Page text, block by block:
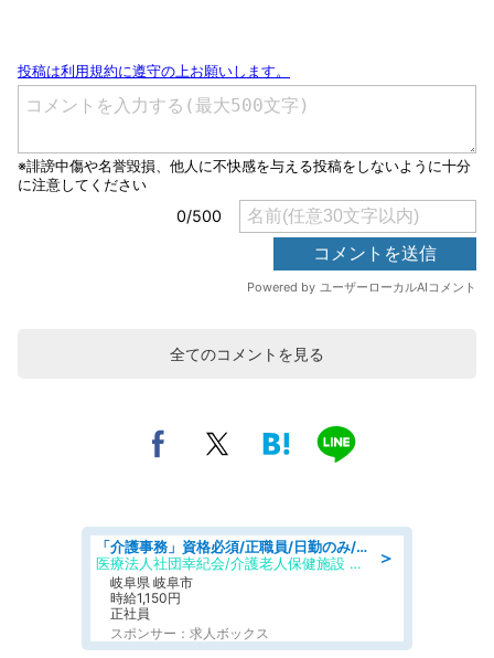
全てのコメントを見る
＞
「介護事務」資格必須/正職員/日勤のみ/介護老人保健施設
医療法人社団幸紀会/介護老人保健施設 グリーンビラ安江
岐阜県 岐阜市
時給1,150円
正社員
スポンサー：求人ボックス